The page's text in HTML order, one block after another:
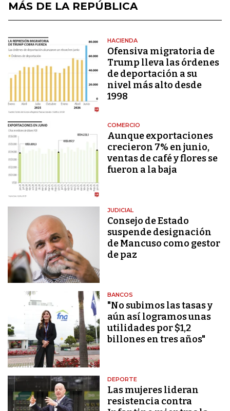
MÁS DE LA REPÚBLICA
HACIENDA
Ofensiva migratoria de
Trump lleva las órdenes
de deportación a su
nivel más alto desde
1998
COMERCIO
Aunque exportaciones
crecieron 7% en junio,
ventas de café y flores se
fueron a la baja
JUDICIAL
Consejo de Estado
suspende designación
de Mancuso como gestor
de paz
BANCOS
"No subimos las tasas y
aún así logramos unas
utilidades por $1,2
billones en tres años"
DEPORTE
Las mujeres lideran
resistencia contra